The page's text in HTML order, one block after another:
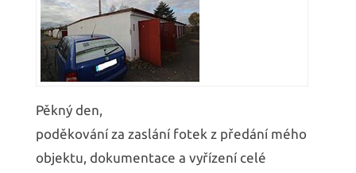
Pěkný den,
poděkování za zaslání fotek z předání mého
objektu, dokumentace a vyřízení celé